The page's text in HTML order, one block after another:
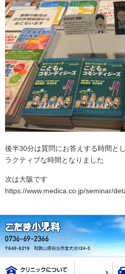
後半30分は質問にお答えする時間と
ラクティブな時間となりました
次は大阪です
https://www.medica.co.jp/seminar/